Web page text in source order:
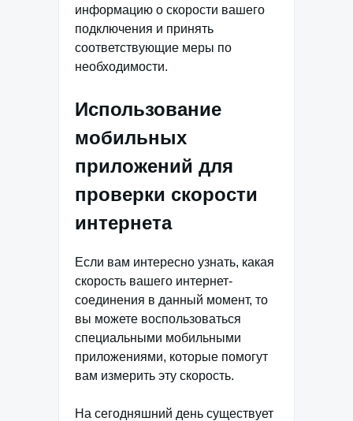
информацию о скорости вашего
подключения и принять
соответствующие меры по
необходимости.
Использование
мобильных
приложений для
проверки скорости
интернета
Если вам интересно узнать, какая
скорость вашего интернет-
соединения в данный момент, то
вы можете воспользоваться
специальными мобильными
приложениями, которые помогут
вам измерить эту скорость.
На сегодняшний день существует